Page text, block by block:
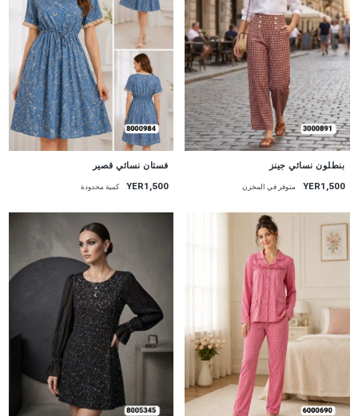
جديد
بنطلون نسائي جينز
YER1,500 متوفر في المخزن
فستان نسائي قصير
YER1,500 كمية محدودة